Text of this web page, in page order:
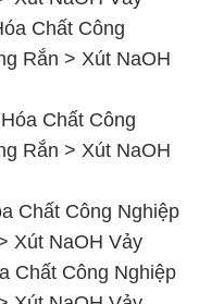
Rắn > Xút NaOH
Chất Công Nghiệp
Xút NaOH Vảy
Chất Công Nghiệp
Xút NaOH Vảy
Công Nghiệp
Xút NaOH Vảy
mại Hóa Chất
Dạng Rắn > Xút